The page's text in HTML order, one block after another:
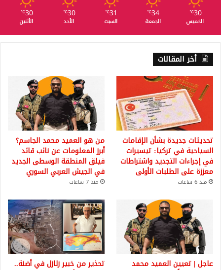
30
℃
الخميس
34
℃
الجمعة
31
℃
السبت
30
℃
الأحد
30
℃
الأثنين
أخر المقالات
تحديثات جديدة بشأن الإقامات
السياحية في تركيا: تيسيرات
في إجراءات التجديد واشتراطات
معززة على الطلبات الأولى
منذ 6 ساعات
من هو العميد محمد الجاسم؟
أبرز المعلومات عن نائب قائد
فيلق المنطقة الوسطى الجديد
في الجيش العربي السوري
منذ 7 ساعات
عاجل | تعيين العميد محمد تحذير من خبير زلازل في أضنة..